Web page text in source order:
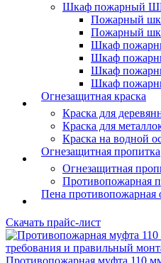
Шкаф пожарный
Пожарный
Пожарный
Шкаф
Шкаф
Шкаф
Шкаф
Огнезащитная краска
Краска для
Краска для
Краска на водной
Огнезащитная пропитка
Огнезащитная
Противопожарная
Пена противопожарная
Скачать прайс-лист